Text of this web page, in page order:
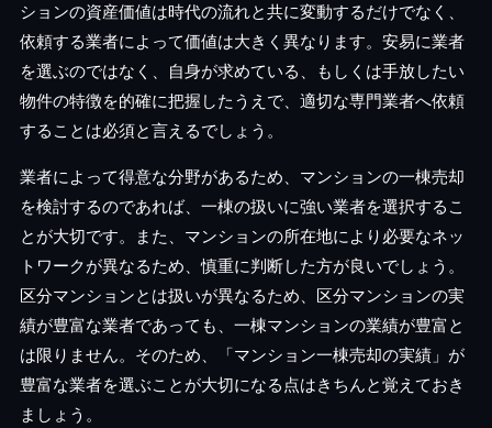
ションの資産価値は時代の流れと共に変動するだけでなく、
依頼する業者によって価値は大きく異なります。安易に業者
を選ぶのではなく、自身が求めている、もしくは手放したい
物件の特徴を的確に把握したうえで、適切な専門業者へ依頼
することは必須と言えるでしょう。
業者によって得意な分野があるため、マンションの一棟売却
を検討するのであれば、一棟の扱いに強い業者を選択するこ
とが大切です。また、マンションの所在地により必要なネッ
トワークが異なるため、慎重に判断した方が良いでしょう。
区分マンションとは扱いが異なるため、区分マンションの実
績が豊富な業者であっても、一棟マンションの業績が豊富と
は限りません。そのため、「マンション一棟売却の実績」が
豊富な業者を選ぶことが大切になる点はきちんと覚えておき
ましょう。